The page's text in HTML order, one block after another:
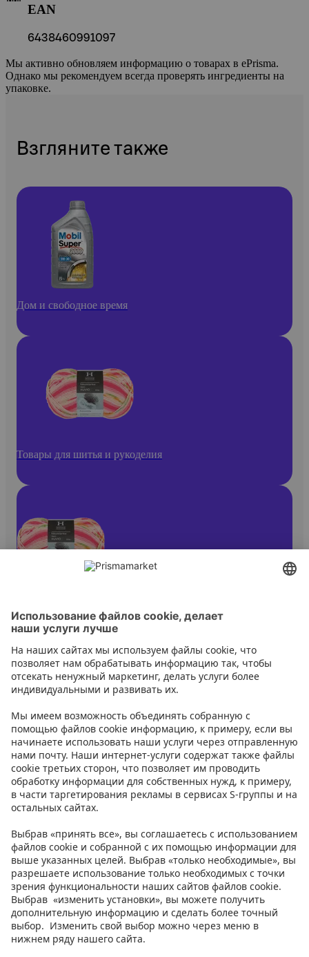
EAN
6438460991097
Мы активно обновляем информацию о товарах в ePrisma.
Однако мы рекомендуем всегда проверять ингредиенты на
упаковке.
Взгляните также
Дом и свободное время
Товары для шитья и рукоделия
Инструкции
Условия
Prisma Konto
Язык:ETENRU